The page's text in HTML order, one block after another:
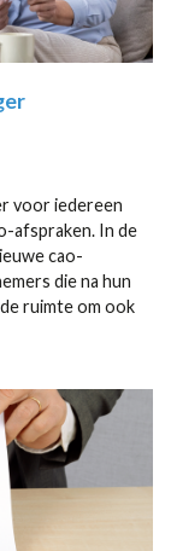
voor iedereen
afspraken. In de
cao-
die na hun
ruimte om ook